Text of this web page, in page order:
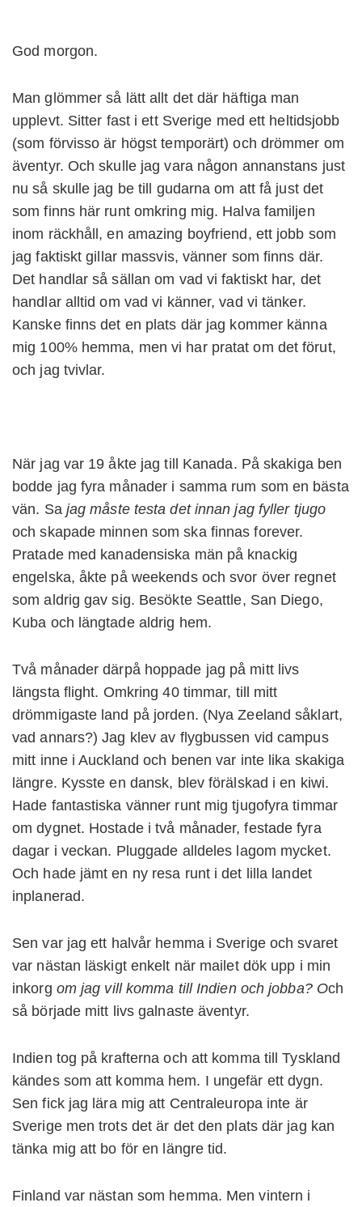
God morgon.
Man glömmer så lätt allt det där häftiga man
upplevt. Sitter fast i ett Sverige med ett heltidsjobb
(som förvisso är högst temporärt) och drömmer om
äventyr. Och skulle jag vara någon annanstans just
nu så skulle jag be till gudarna om att få just det
som finns här runt omkring mig. Halva familjen
inom räckhåll, en amazing boyfriend, ett jobb som
jag faktiskt gillar massvis, vänner som finns där.
Det handlar så sällan om vad vi faktiskt har, det
handlar alltid om vad vi känner, vad vi tänker.
Kanske finns det en plats där jag kommer känna
mig 100% hemma, men vi har pratat om det förut,
och jag tvivlar.
När jag var 19 åkte jag till Kanada. På skakiga ben
bodde jag fyra månader i samma rum som en bästa
vän. Sa jag måste testa det innan jag fyller tjugo
och skapade minnen som ska finnas forever.
Pratade med kanadensiska män på knackig
engelska, åkte på weekends och svor över regnet
som aldrig gav sig. Besökte Seattle, San Diego,
Kuba och längtade aldrig hem.
Två månader därpå hoppade jag på mitt livs
längsta flight. Omkring 40 timmar, till mitt
drömmigaste land på jorden. (Nya Zeeland såklart,
vad annars?) Jag klev av flygbussen vid campus
mitt inne i Auckland och benen var inte lika skakiga
längre. Kysste en dansk, blev förälskad i en kiwi.
Hade fantastiska vänner runt mig tjugofyra timmar
om dygnet. Hostade i två månader, festade fyra
dagar i veckan. Pluggade alldeles lagom mycket.
Och hade jämt en ny resa runt i det lilla landet
inplanerad.
Sen var jag ett halvår hemma i Sverige och svaret
var nästan läskigt enkelt när mailet dök upp i min
inkorg om jag vill komma till Indien och jobba? Och
så började mitt livs galnaste äventyr.
Indien tog på krafterna och att komma till Tyskland
kändes som att komma hem. I ungefär ett dygn.
Sen fick jag lära mig att Centraleuropa inte är
Sverige men trots det är det den plats där jag kan
tänka mig att bo för en längre tid.
Finland var nästan som hemma. Men vintern i